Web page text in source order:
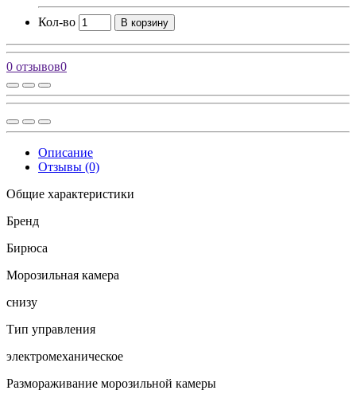
Кол-во В корзину
0 отзывов0
Описание
Отзывы (0)
Общие характеристики
Бренд
Бирюса
Морозильная камера
снизу
Тип управления
электромеханическое
Размораживание морозильной камеры